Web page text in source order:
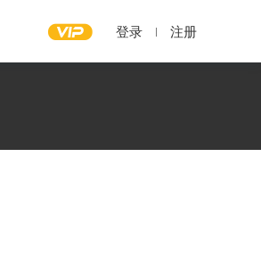
登录 注册